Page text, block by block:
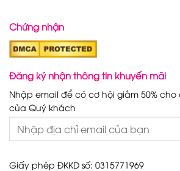
Chứng nhận
Đăng ký nhận thông tin khuyến mãi
Nhập email để có cơ hội giảm 50%
của Quý khách
Giấy phép ĐKKD số: 0315771969